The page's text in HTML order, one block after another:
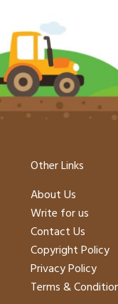
Other Links
About Us
Write for us
Contact Us
Copyright Policy
Privacy Policy
Terms &